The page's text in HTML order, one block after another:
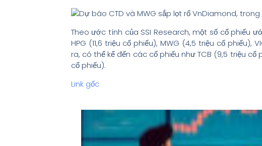
Theo ước tính của SSI Research, một số cổ phiếu
HPG (11,6 triệu cổ phiếu), MWG (4,5 triệu cổ
ra, có thể kể đến các cổ phiếu như TCB (9,5 triệu cổ
cổ phiếu).
Link gốc